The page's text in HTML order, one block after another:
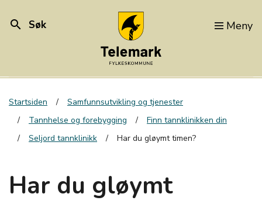
search Søk Meny
Startsiden
Samfunnsutvikling og tjenester
Tannhelse og forebygging
Finn tannklinikken din
Seljord tannklinikk
Har du gløymt timen?
Har du gløymt